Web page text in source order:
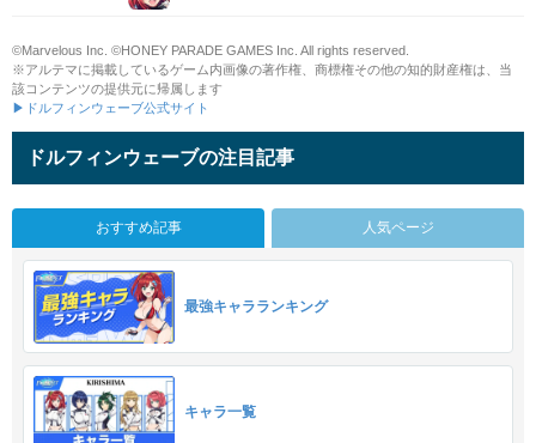
©Marvelous Inc. ©HONEY PARADE GAMES Inc. All rights reserved.
※アルテマに掲載しているゲーム内画像の著作権、商標権その他の知的財産権は、当
該コンテンツの提供元に帰属します
▶ドルフィンウェーブ公式サイト
ドルフィンウェーブの注目記事
おすすめ記事 人気ページ
最強キャラランキング
キャラ一覧